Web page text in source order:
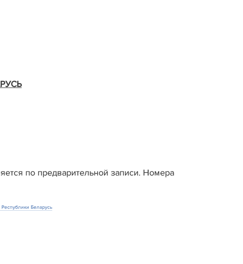
по предварительной записи. Номера
Беларусь